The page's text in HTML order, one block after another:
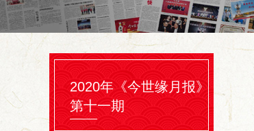
2020年《今世缘月报》
第十一期